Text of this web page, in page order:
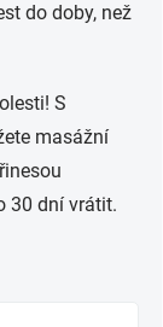
do doby, než
S
masážní
30 dní vrátit.